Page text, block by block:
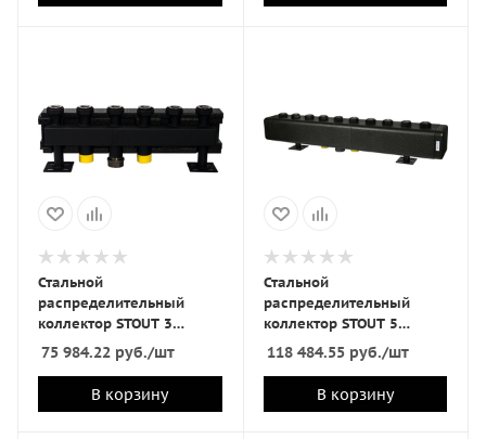
Стальной
распределительный
коллектор STOUT 3
отопительных контура в
теплоизоляции DN 32
75 984.22 руб./шт
В корзину
Стальной
распределительный
коллектор STOUT 5
отопительных контура в
теплоизоляции DN 32
118 484.55руб./шт
В корзину